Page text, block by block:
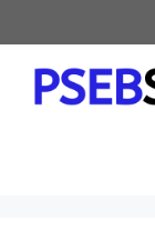
to
content